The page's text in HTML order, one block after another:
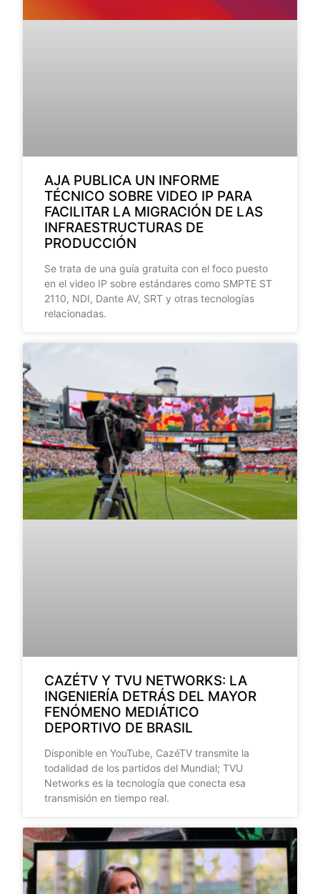
AJA PUBLICA UN INFORME
TÉCNICO SOBRE VIDEO IP PARA
FACILITAR LA MIGRACIÓN DE LAS
INFRAESTRUCTURAS DE
PRODUCCIÓN
Se trata de una guía gratuita con el foco puesto
en el video IP sobre estándares como SMPTE ST
2110, NDI, Dante AV, SRT y otras tecnologías
relacionadas.
CAZÉTV Y TVU NETWORKS: LA
INGENIERÍA DETRÁS DEL MAYOR
FENÓMENO MEDIÁTICO
DEPORTIVO DE BRASIL
Disponible en YouTube, CazéTV transmite la
todalidad de los partidos del Mundial; TVU
Networks es la tecnología que conecta esa
transmisión en tiempo real.